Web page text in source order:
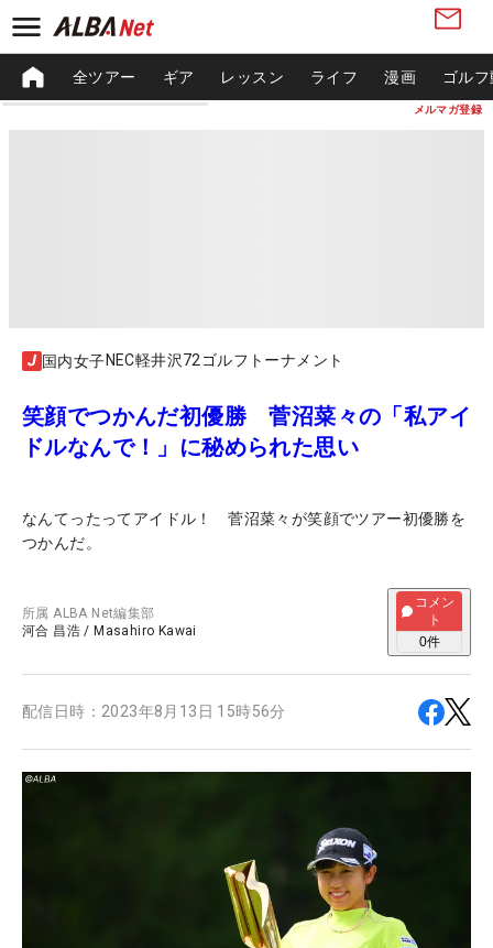
メルマガ登録
全ツアー ギア レッスン ライフ 漫画 ゴル
国内女子NEC軽井沢72ゴルフトーナメント
笑顔でつかんだ初優勝 菅沼菜々の「私アイ
ドルなんで！」に秘められた思い
なんてったってアイドル！ 菅沼菜々が笑顔でツアー初優勝を
つかんだ。
所属ALBA Net編集部
河合 昌浩 / Masahiro Kawai
コメン
ト
0件
配信日時： 2023年8月13日 15時56分